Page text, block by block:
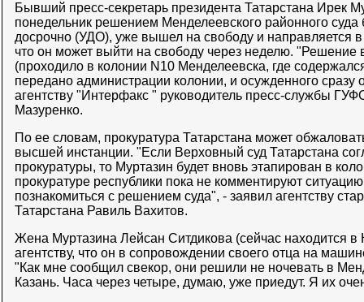
Бывший пресс-секретарь президента Татарстана Ирек
понедельник решением Менделеевского районного
досрочно (УДО), уже вышел на свободу и направляется
что он может выйти на свободу через неделю. "Решение
(проходило в колонии N10 Менделеевска, где
передано администрации колонии, и осужденного
агентству "Интерфакс " руководитель пресс-службы
Мазуренко.
По ее словам, прокуратура Татарстана может
высшей инстанции. "Если Верховный суд Татарстана
прокуратуры, то Муртазин будет вновь этапирован в
прокуратуре республики пока не комментируют
познакомиться с решением суда", - заявил агентству
Татарстана Равиль Вахитов.
Жена Муртазина Лейсан Ситдикова (сейчас находится
агентству, что он в сопровождении своего отца на
"Как мне сообщил свекор, они решили не ночевать в
Казань. Часа через четыре, думаю, уже приедут. Я их